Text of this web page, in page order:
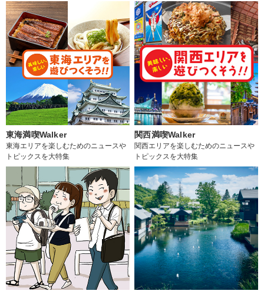
東海満喫Walker
東海エリアを楽しむためのニュースや
トピックスを大特集
関西満喫Walker
関西エリアを楽しむためのニュースや
トピックスを大特集